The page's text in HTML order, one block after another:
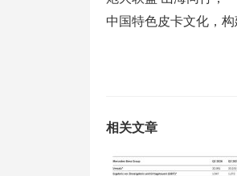
中国特色皮卡文化，
相关文章